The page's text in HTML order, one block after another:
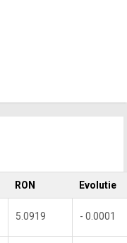
RON Evolutie
5.0919 - 0.0001